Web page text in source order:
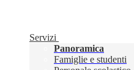
Servizi
Panoramica
Famiglie e studenti